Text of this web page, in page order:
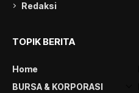
Redaksi
TOPIK BERITA
Home
BURSA & KORPORASI